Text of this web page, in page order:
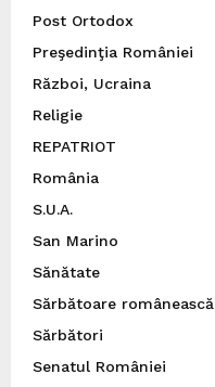
Post Ortodox
Preşedinţia României
Război, Ucraina
Religie
REPATRIOT
România
S.U.A.
San Marino
Sănătate
Sărbătoare românească
Sărbători
Senatul României